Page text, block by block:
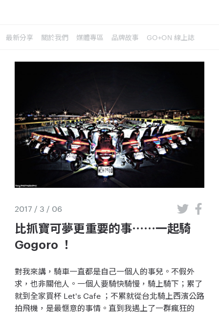
最新分享 關於我們 媒體專區 品牌故事 GO+ON 線上誌
2017 / 3 / 06
比抓寶可夢更重要的事⋯⋯一起騎
Gogoro ！
對我來講，騎車一直都是自己一個人的事兒。不假外
求，也非關他人。一個人要騎快騎慢，騎上騎下；累了
就到全家買杯 Let's Cafe ；不累就從台北騎上西濱公路
拍飛機，是最愜意的事情。直到我遇上了一群瘋狂的